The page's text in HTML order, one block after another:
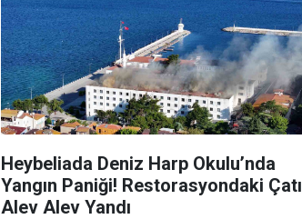
Heybeliada Deniz Harp Okulu’nda
Yangın Paniği! Restorasyondaki Çatı
Alev Alev Yandı